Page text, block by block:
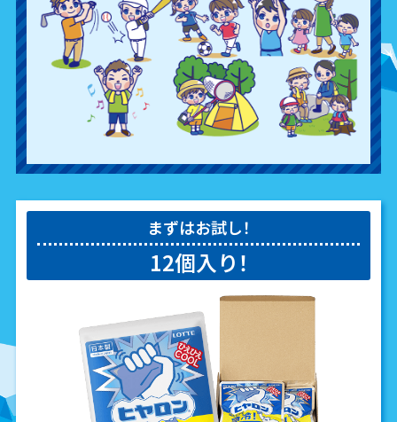
まずはお試し！
12個入り！